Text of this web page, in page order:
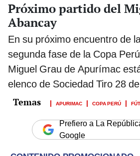
Próximo partido del
Abancay
En su próximo encuentro de
segunda fase de la Copa
Miguel Grau de Apurímac
elenco de Sociedad Tiro 28
APURIMAC COPA PERÚ
Prefiero a La
Google